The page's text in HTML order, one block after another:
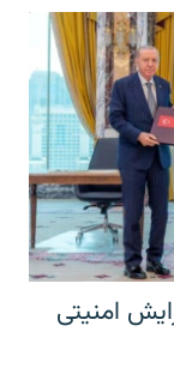
امنیتی